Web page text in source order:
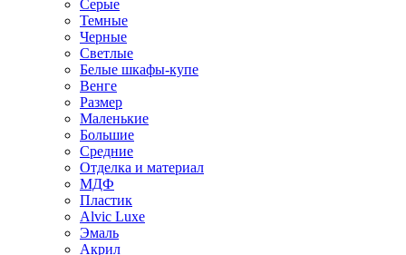
Серые
Темные
Черные
Светлые
Белые шкафы-купе
Венге
Размер
Маленькие
Большие
Средние
Отделка и материал
МДФ
Пластик
Alvic Luxe
Эмаль
Акрил